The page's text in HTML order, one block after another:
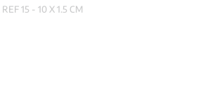
15 - 10 X 1.5 CM